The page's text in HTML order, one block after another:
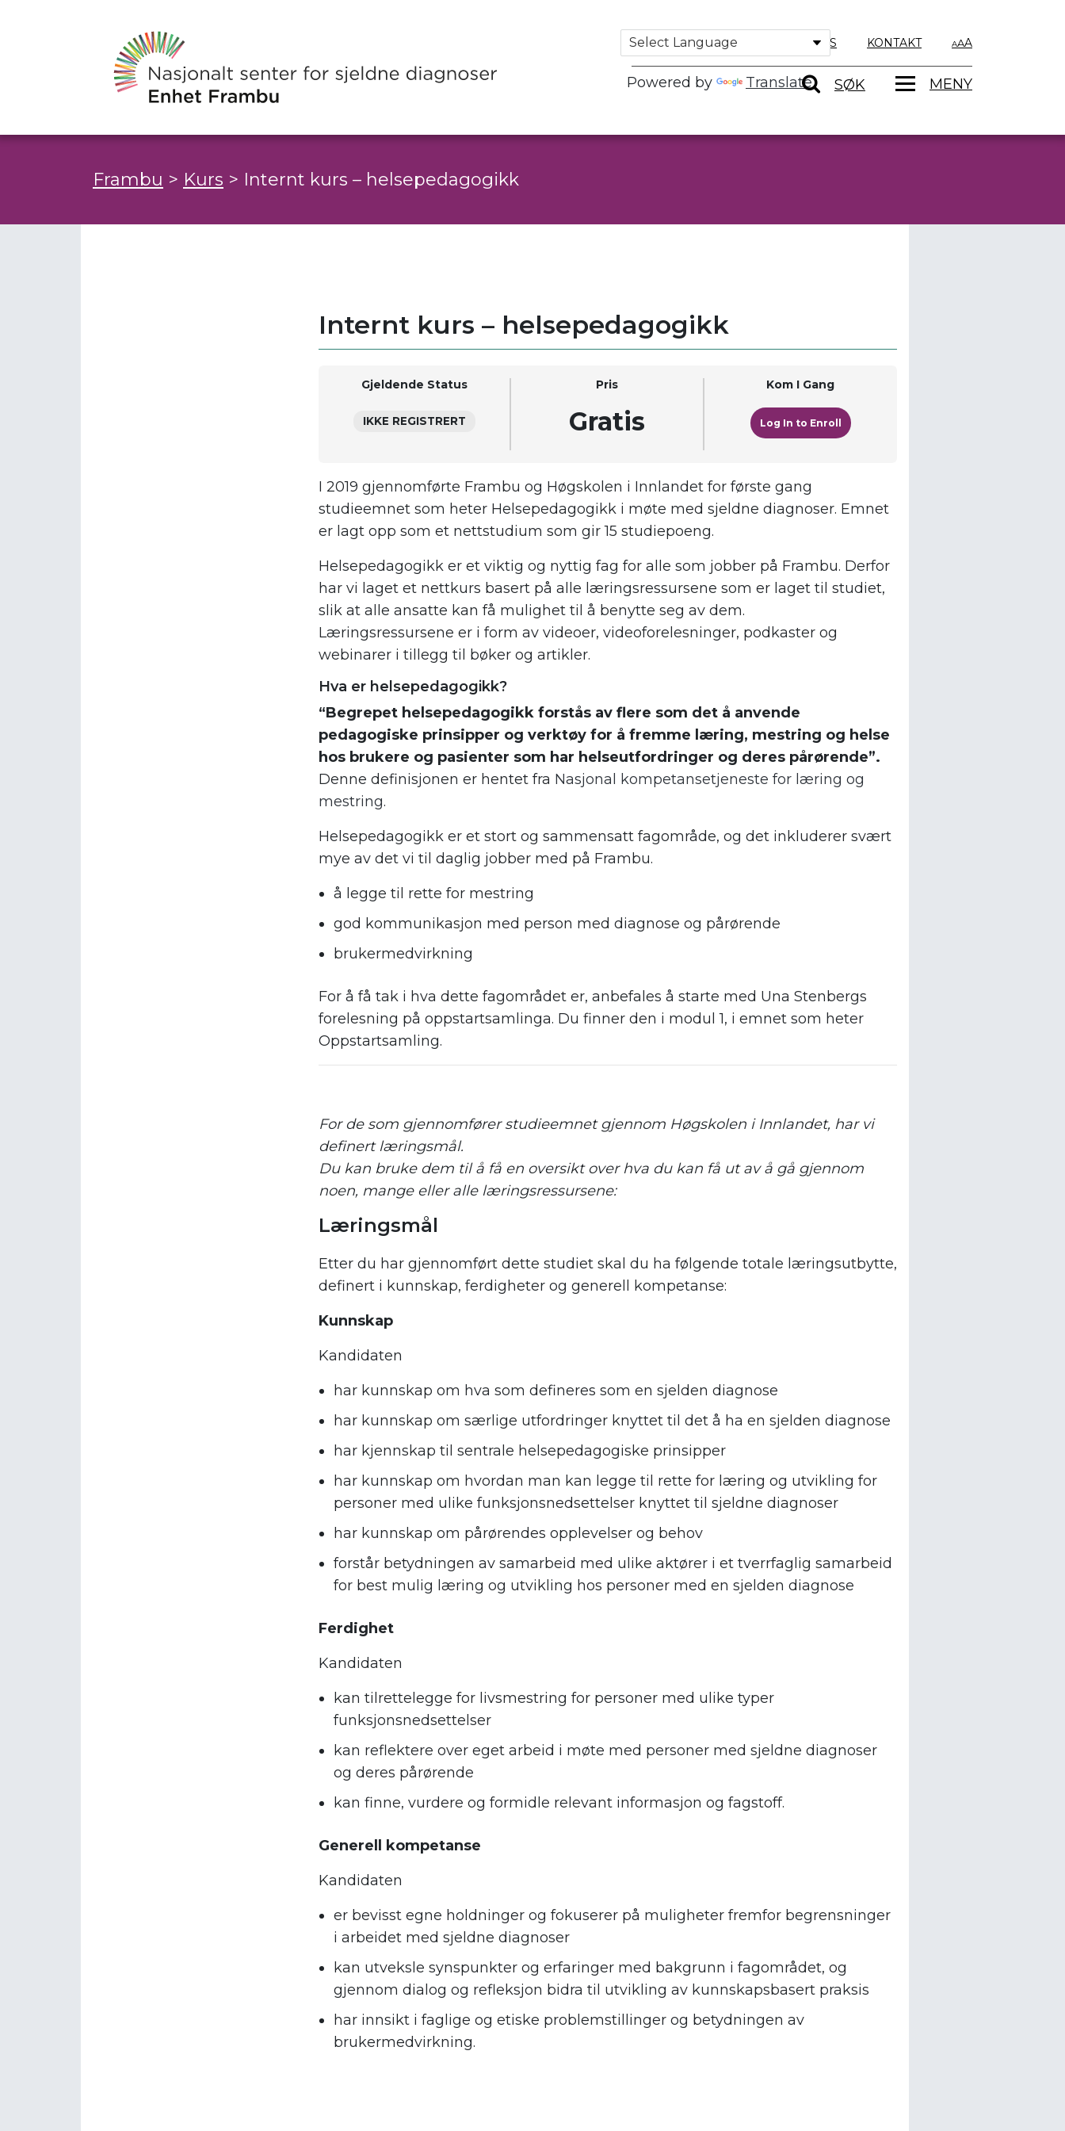
Powered by Translate
OM OSS KONTAKT A
SØK MENY
Frambu > Kurs > Internt kurs – helsepedagogikk
Internt kurs – helsepedagogikk
Gjeldende Status
IKKE REGISTRERT
Pris
Gratis
Kom I Gang
Log In to Enroll
I 2019 gjennomførte Frambu og Høgskolen i Innlandet for første gang
studieemnet som heter Helsepedagogikk i møte med sjeldne diagnoser. Emnet
er lagt opp som et nettstudium som gir 15 studiepoeng.
Helsepedagogikk er et viktig og nyttig fag for alle som jobber på Frambu. Derfor
har vi laget et nettkurs basert på alle læringsressursene som er laget til studiet,
slik at alle ansatte kan få mulighet til å benytte seg av dem.
Læringsressursene er i form av videoer, videoforelesninger, podkaster og
webinarer i tillegg til bøker og artikler.
Hva er helsepedagogikk?
“Begrepet helsepedagogikk forstås av flere som det å anvende
pedagogiske prinsipper og verktøy for å fremme læring, mestring og helse
hos brukere og pasienter som har helseutfordringer og deres pårørende”.
Denne definisjonen er hentet fra Nasjonal kompetansetjeneste for læring og
mestring.
Helsepedagogikk er et stort og sammensatt fagområde, og det inkluderer svært
mye av det vi til daglig jobber med på Frambu.
å legge til rette for mestring
god kommunikasjon med person med diagnose og pårørende
brukermedvirkning
For å få tak i hva dette fagområdet er, anbefales å starte med Una Stenbergs
forelesning på oppstartsamlinga. Du finner den i modul 1, i emnet som heter
Oppstartsamling.
For de som gjennomfører studieemnet gjennom Høgskolen i Innlandet, har vi
definert læringsmål.
Du kan bruke dem til å få en oversikt over hva du kan få ut av å gå gjennom
noen, mange eller alle læringsressursene:
Læringsmål
Etter du har gjennomført dette studiet skal du ha følgende totale læringsutbytte,
definert i kunnskap, ferdigheter og generell kompetanse:
Kunnskap
Kandidaten
har kunnskap om hva som defineres som en sjelden diagnose
har kunnskap om særlige utfordringer knyttet til det å ha en sjelden diagnose
har kjennskap til sentrale helsepedagogiske prinsipper
har kunnskap om hvordan man kan legge til rette for læring og utvikling for
personer med ulike funksjonsnedsettelser knyttet til sjeldne diagnoser
har kunnskap om pårørendes opplevelser og behov
forstår betydningen av samarbeid med ulike aktører i et tverrfaglig samarbeid
for best mulig læring og utvikling hos personer med en sjelden diagnose
Ferdighet
Kandidaten
kan tilrettelegge for livsmestring for personer med ulike typer
funksjonsnedsettelser
kan reflektere over eget arbeid i møte med personer med sjeldne diagnoser
og deres pårørende
kan finne, vurdere og formidle relevant informasjon og fagstoff.
Generell kompetanse
Kandidaten
er bevisst egne holdninger og fokuserer på muligheter fremfor begrensninger
i arbeidet med sjeldne diagnoser
kan utveksle synspunkter og erfaringer med bakgrunn i fagområdet, og
gjennom dialog og refleksjon bidra til utvikling av kunnskapsbasert praksis
har innsikt i faglige og etiske problemstillinger og betydningen av
brukermedvirkning.